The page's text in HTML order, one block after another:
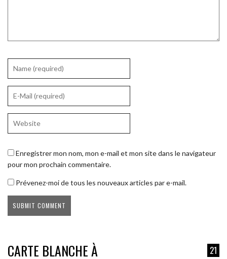
Enregistrer mon nom, mon e-mail et mon site dans le navigateur
pour mon prochain commentaire.
Prévenez-moi de tous les nouveaux articles par e-mail.
CARTE BLANCHE À 21